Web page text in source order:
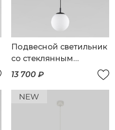
Подвесной светильник
со стеклянным
плафоном
13 700 ₽